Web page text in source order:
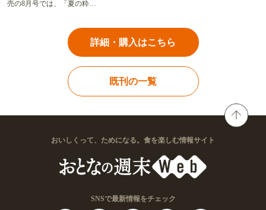
売の8月号では、「夏の粋…
詳細・購入はこちら
既刊の一覧
おいしくって、ためになる。食を楽しむ情報サイト
SNSで最新情報をチェック